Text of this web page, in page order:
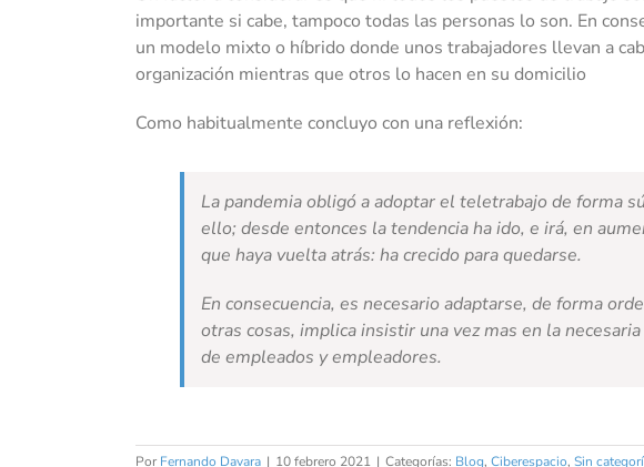
importante si cabe, tampoco todas las personas lo son. En
un modelo mixto o híbrido donde unos trabajadores llevan a
organización mientras que otros lo hacen en su domicilio
Como habitualmente concluyo con una reflexión:
La pandemia obligó a adoptar el teletrabajo de forma
ello; desde entonces la tendencia ha ido, e irá, en
que haya vuelta atrás: ha crecido para quedarse.
En consecuencia, es necesario adaptarse, de forma
otras cosas, implica insistir una vez mas en la
de empleados y empleadores.
Por Fernando Davara | 10 febrero 2021 | Categorías: Blog, Ciberespacio, Sin